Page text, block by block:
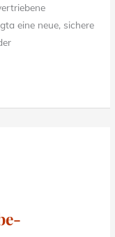
eine neue, sichere